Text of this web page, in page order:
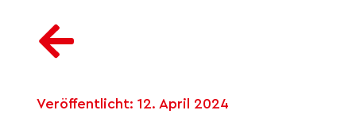
Veröffentlicht: 12. April 2024